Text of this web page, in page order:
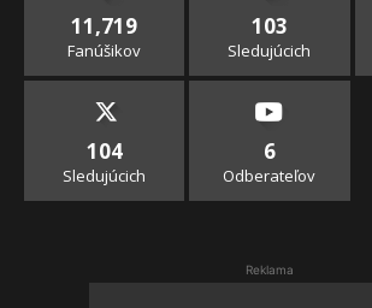
11,719
Fanúšikov
103
Sledujúcich
104
Sledujúcich
6
Odberateľov
Reklama